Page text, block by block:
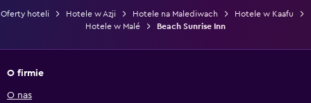
Oferty hoteli Hotele w Azji Hotele na Malediwach
Hotele w Kaafu
Hotele w Malé
Beach Sunrise Inn
O firmie
O nas